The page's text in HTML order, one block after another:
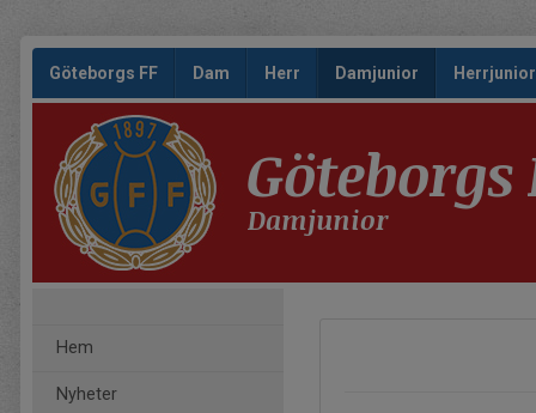
Göteborgs FF Dam Herr Damjunior Herrjunior
Göteborgs
Damjunior
Hem
Nyheter